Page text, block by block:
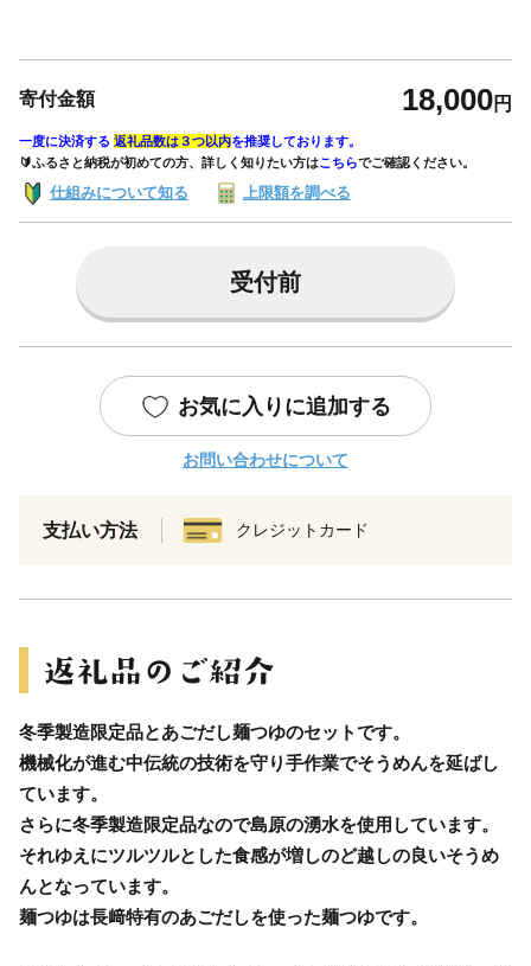
寄付金額 18,000円
一度に決済する 返礼品数は３つ以内を推奨しております。
🔰ふるさと納税が初めての方、詳しく知りたい方はこちらでご確認ください。
仕組みについて知る 上限額を調べる
受付前
お気に入りに追加する
お問い合わせについて
支払い方法 クレジットカード
冬季製造限定品とあごだし麺つゆのセットです。
機械化が進む中伝統の技術を守り手作業でそうめんを延ばし
ています。
さらに冬季製造限定品なので島原の湧水を使用しています。
それゆえにツルツルとした食感が増しのど越しの良いそうめ
んとなっています。
麺つゆは長﨑特有のあごだしを使った麺つゆです。